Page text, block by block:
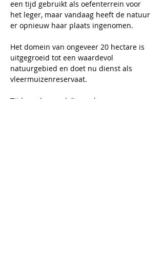
een tijd gebruikt als oefenterrein voor
het leger, maar vandaag heeft de natuur
er opnieuw haar plaats ingenomen.
Het domein van ongeveer 20 hectare is
uitgegroeid tot een waardevol
natuurgebied en doet nu dienst als
vleermuizenreservaat.
Tijdens de wandeling volgen we een